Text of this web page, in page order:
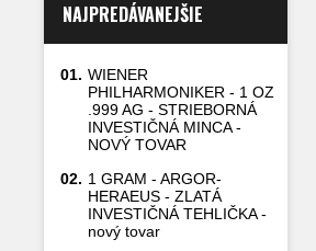
NAJPREDÁVANEJŠIE
01. WIENER
PHILHARMONIKER - 1 OZ
.999 AG - STRIEBORNÁ
INVESTIČNÁ MINCA -
NOVÝ TOVAR
02. 1 GRAM - ARGOR-
HERAEUS - ZLATÁ
INVESTIČNÁ TEHLIČKA -
nový tovar